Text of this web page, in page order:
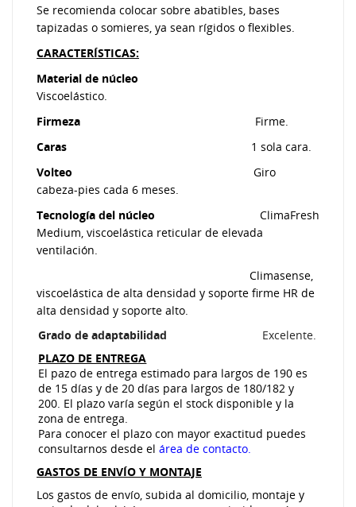
Se recomienda colocar sobre abatibles, bases
tapizadas o somieres, ya sean rígidos o flexibles.
CARACTERÍSTICAS:
Material de núcleo
Viscoelástico.
Firmeza
Firme.
Caras
1 sola cara.
Volteo
Giro
cabeza-pies cada 6 meses.
Tecnología del núcleo
ClimaFresh
Medium, viscoelástica reticular de elevada
ventilación.
Climasense,
viscoelástica de alta densidad y soporte firme HR de
alta densidad y soporte alto.
Grado de adaptabilidad
Excelente.
PLAZO DE ENTREGA
El pazo de entrega estimado para largos de 190 es
de 15 días y de 20 días para largos de 180/182 y
200. El plazo varía según el stock disponible y la
zona de entrega.
Para conocer el plazo con mayor exactitud puedes
consultarnos desde elárea de contacto.
GASTOS DE ENVÍO Y MONTAJE
Los gastos de envío, subida al domicilio, montaje y